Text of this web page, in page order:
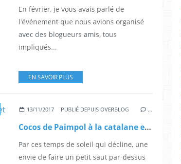
En février, je vous avais parlé de
l'événement que nous avions organisé
avec des blogueurs amis, tous
impliqués...
EN SAVOIR PLUS
,ESPAGNE,LÉGUMES DE SAISON,PLAT COMPLET
13/11/2017 PUBLIÉ DEPUIS OVERBLOG …
Cocos de Paimpol à la catalane et opération de solidarité avec Madagascar
Par ces temps de soleil qui décline, une
envie de faire un petit saut par-dessus